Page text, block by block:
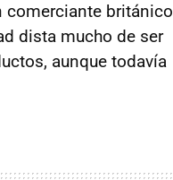
comerciante británico
dista mucho de ser
aunque todavía